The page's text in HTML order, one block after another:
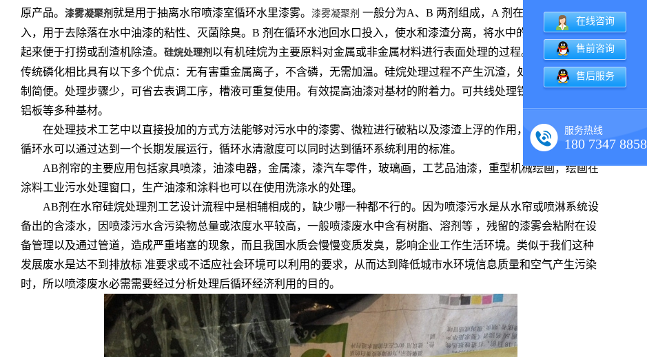
原产品。 漆雾凝聚剂 就是用于抽离水帘喷漆室循环水里漆雾。 漆雾凝聚剂 一般分为A、B 两剂组成，A 剂在循环水泵口注
入，用于去除落在水中油漆的粘性、灭菌除臭。B 剂在循环水池回水口投入，使水和漆渣分离，将水中的漆渣凝集悬浮
起来便于打捞或刮渣机除渣。 硅烷处理剂 以有机硅烷为主要原料对金属或非金属材料进行表面处理的过程。硅烷化处理与
传统磷化相比具有以下多个优点：无有害重金属离子，不含磷，无需加温。硅烷处理过程不产生沉渣，处理时间短，控
制简便。处理步骤少，可省去表调工序，槽液可重复使用。有效提高油漆对基材的附着力。可共线处理铁板、镀锌板、
铝板等多种基材。
在处理技术工艺中以直接投加的方式方法能够对污水中的漆雾、微粒进行破粘以及漆渣上浮的作用，从而无法达到
循环水可以通过达到一个长期发展运行，循环水清澈度可以同时达到循环系统利用的标准。
AB剂帘的主要应用包括家具喷漆，油漆电器，金属漆，漆汽车零件，玻璃画，工艺品油漆，重型机械绘画，绘画在
涂料工业污水处理窗口，生产油漆和涂料也可以在使用洗涤水的处理。
AB剂在水帘硅烷处理剂工艺设计流程中是相辅相成的，缺少哪一种都不行的。因为喷漆污水是从水帘或喷淋系统设
备出的含漆水，因喷漆污水含污染物总量或浓度水平较高，一般喷漆废水中含有树脂、溶剂等 ，残留的漆雾会粘附在设
备管理以及通过管道，造成严重堵塞的现象，而且我国水质会慢慢变质发臭，影响企业工作生活环境。类似于我们这种
发展废水是达不到排放标 准要求或不适应社会环境可以利用的要求，从而达到降低城市水环境信息质量和空气产生污染
时，所以喷漆废水必需需要经过分析处理后循环经济利用的目的。
在线咨询
售前咨询
售后服务
服务热线
180 7347 8858